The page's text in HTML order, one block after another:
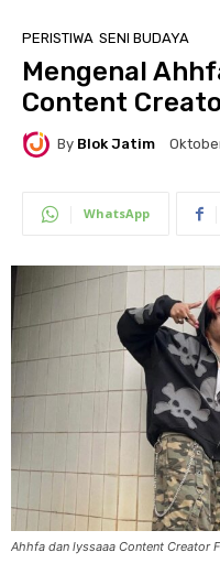
PERISTIWA SENI BUDAYA
Mengenal
Content
By Blok Jatim
WhatsApp
Ahhfa dan lyssaaa Content Creator